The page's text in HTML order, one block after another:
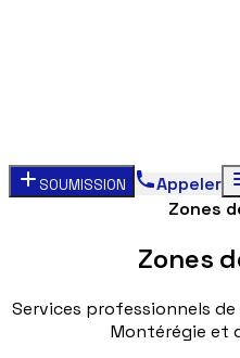
SOUMISSION Appeler
Zones
Zones
Services professionnels de
Montérégie et